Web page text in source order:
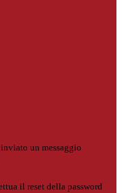
un messaggio
il reset della password